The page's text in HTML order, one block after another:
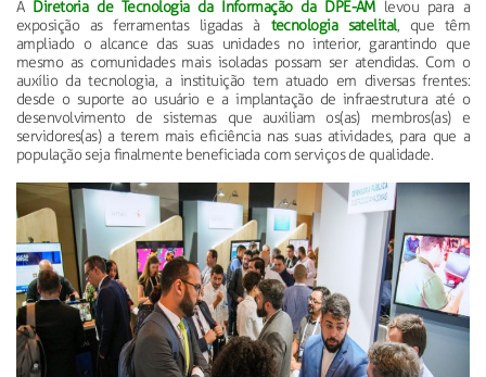
A Diretoria de Tecnologia da Informação da DPE-AM levou para a
exposição as ferramentas ligadas à tecnologia satelital, que têm
ampliado o alcance das suas unidades no interior, garantindo que
mesmo as comunidades mais isoladas possam ser atendidas. Com o
auxílio da tecnologia, a instituição tem atuado em diversas frentes:
desde o suporte ao usuário e a implantação de infraestrutura até o
desenvolvimento de sistemas que auxiliam os(as) membros(as) e
servidores(as) a terem mais eficiência nas suas atividades, para que a
população seja finalmente beneficiada com serviços de qualidade.